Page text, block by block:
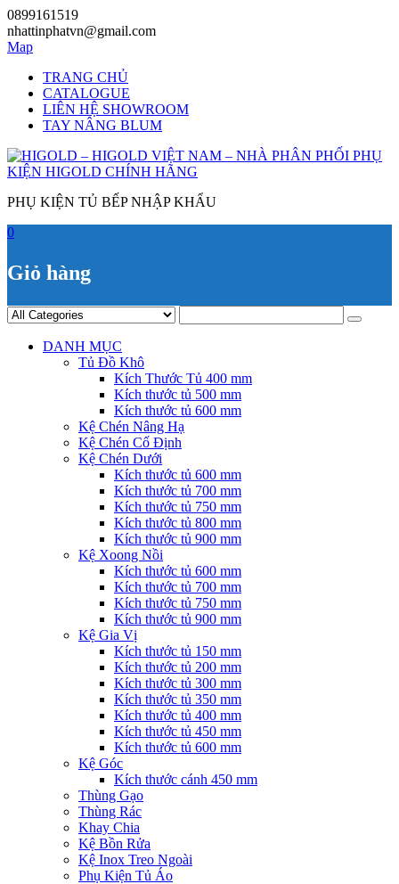
Skip
to
content
0899161519
nhattinphatvn@gmail.com
Map
TRANG CHỦ
CATALOGUE
LIÊN HỆ SHOWROOM
TAY NÂNG BLUM
PHỤ KIỆN TỦ BẾP NHẬP KHẨU
0
Giỏ hàng
DANH MỤC
Tủ Đồ Khô
Kích Thước Tủ 400 mm
Kích thước tủ 500 mm
Kích thước tủ 600 mm
Kệ Chén Nâng Hạ
Kệ Chén Cố Định
Kệ Chén Dưới
Kích thước tủ 600 mm
Kích thước tủ 700 mm
Kích thước tủ 750 mm
Kích thước tủ 800 mm
Kích thước tủ 900 mm
Kệ Xoong Nồi
Kích thước tủ 600 mm
Kích thước tủ 700 mm
Kích thước tủ 750 mm
Kích thước tủ 900 mm
Kệ Gia Vị
Kích thước tủ 150 mm
Kích thước tủ 200 mm
Kích thước tủ 300 mm
Kích thước tủ 350 mm
Kích thước tủ 400 mm
Kích thước tủ 450 mm
Kích thước tủ 600 mm
Kệ Góc
Kích thước cánh 450 mm
Thùng Gạo
Thùng Rác
Khay Chia
Kệ Bồn Rửa
Kệ Inox Treo Ngoài
Phụ Kiện Tủ Áo